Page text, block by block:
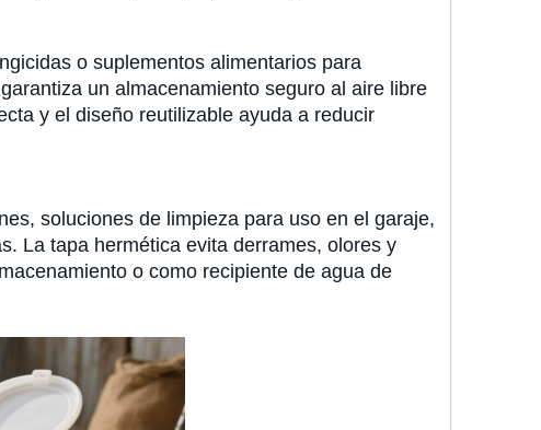
o suplementos alimentarios para
un almacenamiento seguro al aire libre
y el diseño reutilizable ayuda a reducir
soluciones de limpieza para uso en el garaje,
La tapa hermética evita derrames, olores y
o como recipiente de agua de